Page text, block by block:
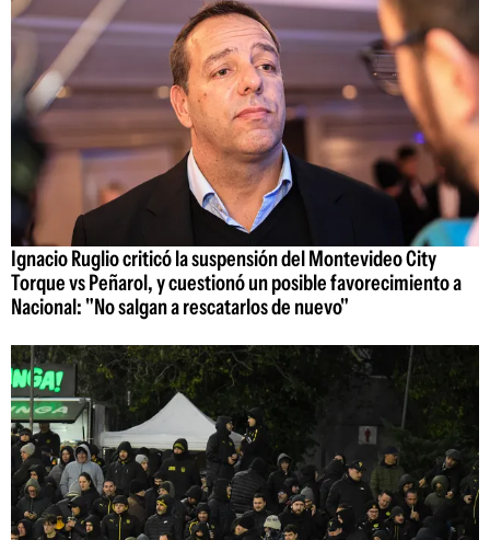
Ignacio Ruglio criticó la suspensión del Montevideo City
Torque vs Peñarol, y cuestionó un posible favorecimiento a
Nacional: "No salgan a rescatarlos de nuevo"